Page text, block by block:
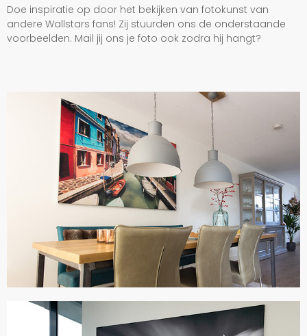
Doe inspiratie op door het bekijken van fotokunst van
andere Wallstars fans! Zij stuurden ons de onderstaande
voorbeelden. Mail jij ons je foto ook zodra hij hangt?